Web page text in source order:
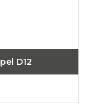
D12